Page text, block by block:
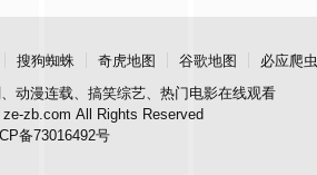
搜狗蜘蛛 奇虎地图 谷歌地图
必应爬虫
动漫连载、搞笑综艺、热门电影在线观看
zb.com All Rights Reserved
备73016492号